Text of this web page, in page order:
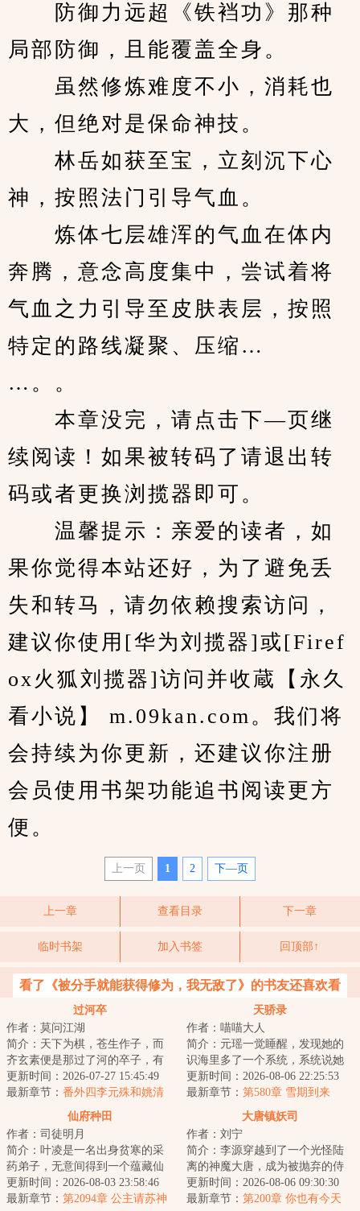
防御力远超《铁裆功》那种
局部防御，且能覆盖全身。
虽然修炼难度不小，消耗也
大，但绝对是保命神技。
林岳如获至宝，立刻沉下心
神，按照法门引导气血。
炼体七层雄浑的气血在体内
奔腾，意念高度集中，尝试着将
气血之力引导至皮肤表层，按照
特定的路线凝聚、压缩…
…。。
本章没完，请点击下—页继
续阅读！如果被转码了请退出转
码或者更换浏揽器即可。
温馨提示：亲爱的读者，如
果你觉得本站还好，为了避免丢
失和转马，请勿依赖搜索访问，
建议你使用[华为刘揽器]或[Firef
ox火狐刘揽器]访问并收蔵【永久
看小说】 m.09kan.com。我们将
会持续为你更新，还建议你注册
会员使用书架功能追书阅读更方
便。
上一页 1 2 下—页
上一章 查看目录 下一章
临时书架 加入书签 回顶部↑
看了《被分手就能获得修为，我无敌了》的书友还喜欢看
过河卒
作者：莫问江湖
简介：天下为棋，苍生作子，而
齐玄素便是那过了河的卒子，有
进无退，一往无前。...
更新时间：2026-07-27 15:45:49
最新章节： 番外四李元殊和姚清
天骄录
作者：喵喵大人
简介：元瑶一觉睡醒，发现她的
识海里多了一个系统，系统说她
是《霸道仙尊狠狠宠》里面的炮
灰角色，她元瑶...
更新时间：2026-08-06 22:25:53
最新章节： 第580章 雪期到来
仙府种田
作者：司徒明月
简介：叶凌是一名出身贫寒的采
药弟子，无意间得到一个蕴藏仙
府的玉佩，从此踏上真正的修仙
之路。在这座神...
更新时间：2026-08-03 23:58:46
最新章节： 第2094章 公主请苏神
大唐镇妖司
作者：刘宁
简介：李源穿越到了一个光怪陆
离的神魔大唐，成为被抛弃的侍
郎之子，睁眼便是吃人的世界。
没关系，开局就...
更新时间：2026-08-06 09:30:30
最新章节： 第200章 你也有今天